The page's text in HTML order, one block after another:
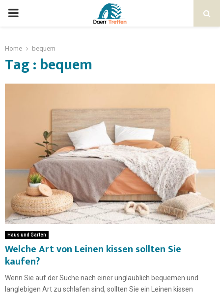
Home bequem
Tag : bequem
Haus und Garten
Welche Art von Leinen kissen sollten Sie
kaufen?
Wenn Sie auf der Suche nach einer unglaublich bequemen und
langlebigen Art zu schlafen sind, sollten Sie ein Leinen kissen